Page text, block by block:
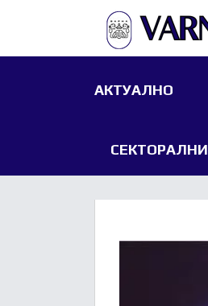
АКТУАЛНО
СЕКТОРАЛНИ